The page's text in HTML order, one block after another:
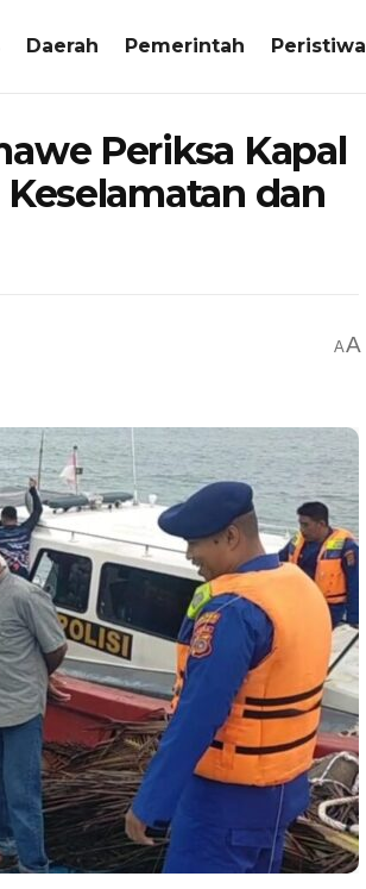
Daerah Pemerintah Peristiwa
Periksa Kapal
dan
AA